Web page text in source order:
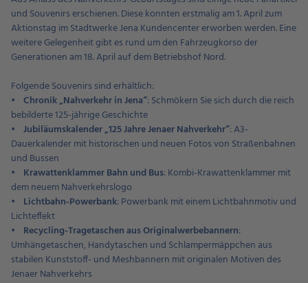
und Souvenirs erschienen. Diese konnten erstmalig am 1. April zum
Aktionstag im Stadtwerke Jena Kundencenter erworben werden. Eine
weitere Gelegenheit gibt es rund um den Fahrzeugkorso der
Generationen am 18. April auf dem Betriebshof Nord.
Folgende Souvenirs sind erhältlich:
• Chronik „Nahverkehr in Jena“: Schmökern Sie sich durch die reich
bebilderte 125-jährige Geschichte
• Jubiläumskalender „125 Jahre Jenaer Nahverkehr“: A3-
Dauerkalender mit historischen und neuen Fotos von Straßenbahnen
und Bussen
•
Krawattenklammer Bahn und Bus: Kombi-Krawattenklammer mit
dem neuem Nahverkehrslogo
• Lichtbahn-Powerbank: Powerbank mit einem Lichtbahnmotiv und
Lichteffekt
•
Recycling-Tragetaschen aus Originalwerbebannern:
Umhängetaschen, Handytaschen und Schlampermäppchen aus
stabilen Kunststoff- und Meshbannern mit originalen Motiven des
Jenaer Nahverkehrs